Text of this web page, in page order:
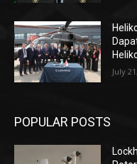
July
POPULAR POSTS